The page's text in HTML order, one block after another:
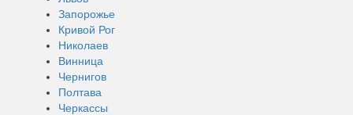
Запорожье
Кривой Рог
Николаев
Винница
Чернигов
Полтава
Черкассы